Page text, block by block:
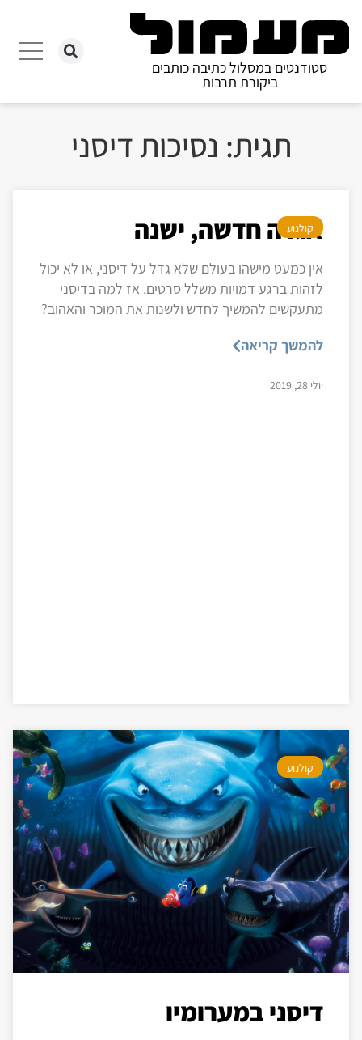
סטודנטים במסלול כתיבה כותבים
ביקורת תרבות
תגית: נסיכות דיסני
קולנוע
אגדה חדשה, ישנה
אין כמעט מישהו בעולם שלא גדל על דיסני, או לא יכול
לזהות ברגע דמויות משלל סרטים. אז למה בדיסני
מתעקשים להמשיך לחדש ולשנות את המוכר והאהוב?
להמשך קריאה
יולי 28, 2019
קולנוע
דיסני במערומיו